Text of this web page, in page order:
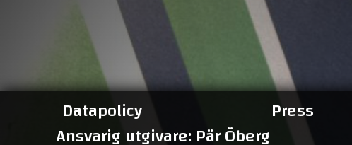
Datapolicy Press
Ansvarig utgivare: Pär Öberg